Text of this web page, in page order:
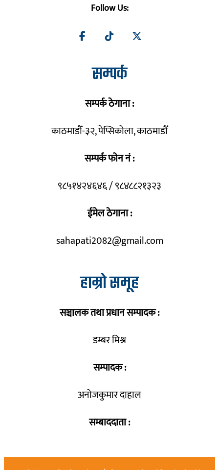
Follow Us:
सम्पर्क
सम्पर्क ठेगाना :
काठमाडौँ-३२, पेप्सिकोला, काठमाडौँ
सम्पर्क फोन नं :
९८५१४२४६४६ / ९८४८८२१३२३
ईमेल ठेगाना :
sahapati2082@gmail.com
हाम्रो समूह
सञ्चालक तथा प्रधान सम्पादक :
डम्बर मिश्र
सम्पादक :
अनोजकुमार दाहाल
सम्बाददाता :